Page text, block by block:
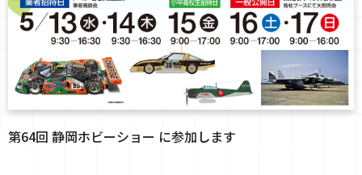
第64回 静岡ホビーショー に参加します